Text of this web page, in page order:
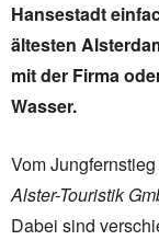
Hansestadt
ältesten
mit der Firma
Wasser.
Vom
Alster-Touristik
Dabei sind